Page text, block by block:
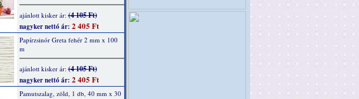
ajánlott kisker ár:(4 105 Ft)
nagyker nettó ár: 2 405 Ft
Papírzsinór Greta fehér 2 mm x 100
m
ajánlott kisker ár:(4 105 Ft)
nagyker nettó ár: 2 405 Ft
Pamutszalag, zöld, 1 db, 40 mm x 30